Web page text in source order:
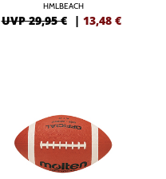
HMLBEACH
UVP 29,95 € | 13,48 €